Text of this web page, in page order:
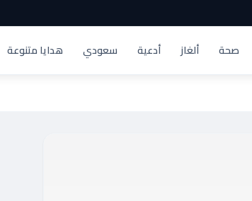
صحة ألغاز أدعية سعودي هدايا متنوعة